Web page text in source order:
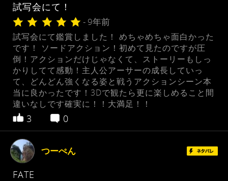
試写会にて！
- 9年前
試写会にて鑑賞しました！ めちゃめちゃ面白かった
です！ ソードアクション！初めて見たのですが圧
倒！アクションだけじゃなくて、ストーリーもしっ
かりしてて感動！主人公アーサーの成長していっ
て、どんどん強くなる姿と戦うアクションシーン本
当に良かったです！3Dで観たら更に楽しめること間
違いなしです確実に！！大満足！！
3 0
つーぺん
FATE